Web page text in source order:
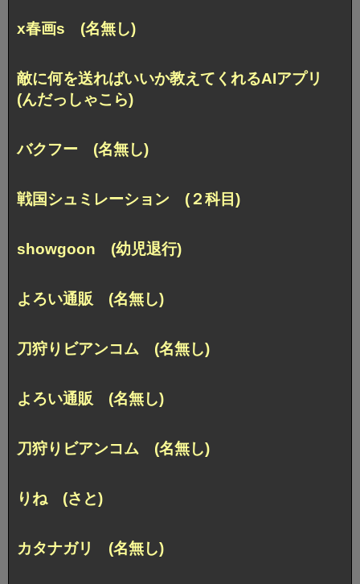
x春画s (名無し)
敵に何を送ればいいか教えてくれるAIアプリ
(んだっしゃこら)
バクフー (名無し)
戦国シュミレーション (２科目)
showgoon (幼児退行)
よろい通販 (名無し)
刀狩りビアンコム (名無し)
よろい通販 (名無し)
刀狩りビアンコム (名無し)
りね (さと)
カタナガリ (名無し)